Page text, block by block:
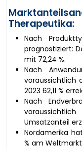
Therapeutika:
Nach
prognostiziert:
mit 72,24 %.
Nach
voraussichtlich
2023 62,11 %
Nach
Umsatzanteil
Nordamerika
% am